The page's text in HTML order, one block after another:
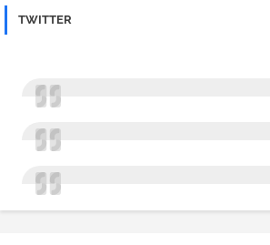
TWITTER